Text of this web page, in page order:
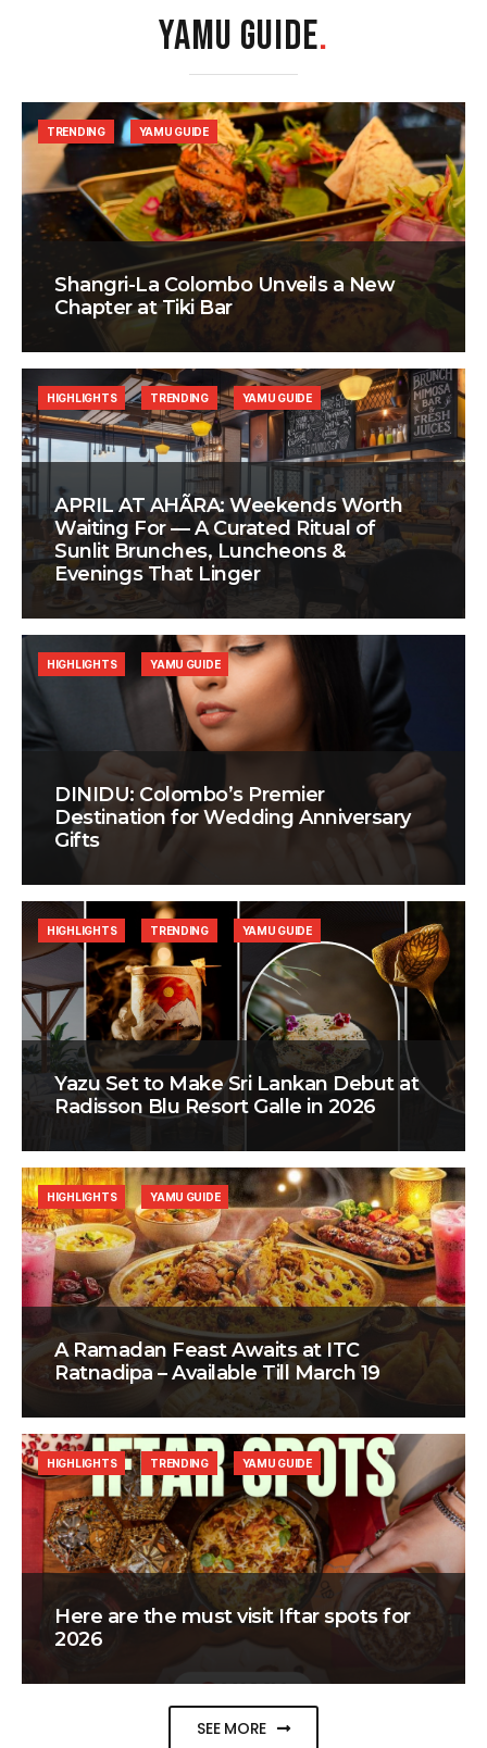
YAMU GUIDE.
Shangri-La Colombo Unveils a New
Chapter at Tiki Bar
TRENDING YAMU GUIDE
APRIL AT AHÃRA: Weekends Worth
Waiting For — A Curated Ritual of
Sunlit Brunches, Luncheons &
Evenings That Linger
HIGHLIGHTS TRENDING YAMU GUIDE
DINIDU: Colombo’s Premier
Destination for Wedding Anniversary
Gifts
HIGHLIGHTS YAMU GUIDE
Yazu Set to Make Sri Lankan Debut at
Radisson Blu Resort Galle in 2026
HIGHLIGHTS TRENDING YAMU GUIDE
A Ramadan Feast Awaits at ITC
Ratnadipa – Available Till March 19
HIGHLIGHTS YAMU GUIDE
Here are the must visit Iftar spots for
2026
HIGHLIGHTS TRENDING YAMU GUIDE
SEE MORE